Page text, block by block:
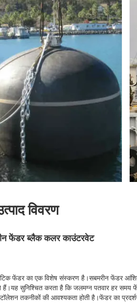
विवरण
फेंडर ब्लैक कलर काउंटरवेट
फेंडर का एक विशेष संस्करण है।सबमरीन फेंडर
सुनिश्चित करता है कि जलमग्न पतवार हर समय
तकनीकों की आवश्यकता होती है।फेंडर का